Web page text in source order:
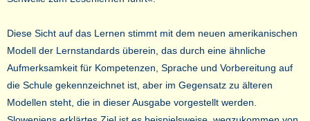
Diese Sicht auf das Lernen stimmt mit dem neuen amerikanischen
Modell der Lernstandards überein, das durch eine ähnliche
Aufmerksamkeit für Kompetenzen, Sprache und Vorbereitung auf
die Schule gekennzeichnet ist, aber im Gegensatz zu älteren
Modellen steht, die in dieser Ausgabe vorgestellt werden.